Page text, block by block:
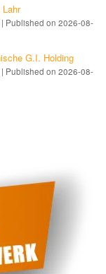
Published on 2026-08-
G.I. Holding
Published on 2026-08-